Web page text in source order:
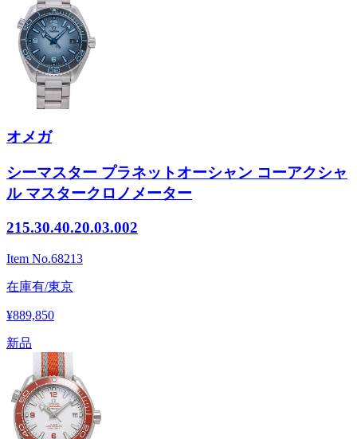
オメガ
シーマスター プラネットオーシャン コーアクシャ
ル マスタークロノメーター
215.30.40.20.03.002
Item No.68213
在庫有/東京
¥889,850
新品